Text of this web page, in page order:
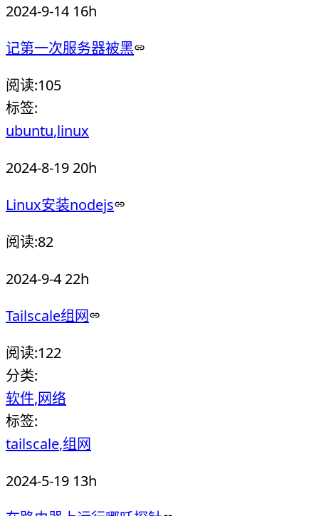
2024-9-14 16h
记第一次服务器被黑
阅读:105
标签:
ubuntu linux
2024-8-19 20h
Linux安装nodejs
阅读:82
2024-9-4 22h
Tailscale组网
阅读:122
分类:
软件 网络
标签:
tailscale 组网
2024-5-19 13h